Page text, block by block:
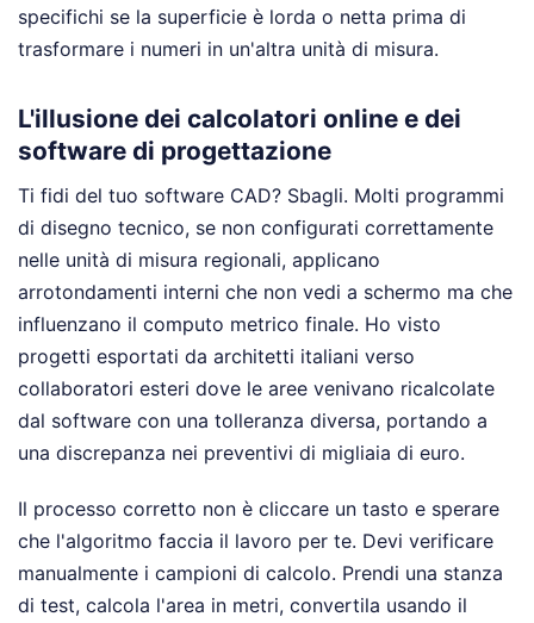
specifichi se la superficie è lorda o netta prima di
trasformare i numeri in un'altra unità di misura.
L'illusione dei calcolatori online e dei
software di progettazione
Ti fidi del tuo software CAD? Sbagli. Molti programmi
di disegno tecnico, se non configurati correttamente
nelle unità di misura regionali, applicano
arrotondamenti interni che non vedi a schermo ma che
influenzano il computo metrico finale. Ho visto
progetti esportati da architetti italiani verso
collaboratori esteri dove le aree venivano ricalcolate
dal software con una tolleranza diversa, portando a
una discrepanza nei preventivi di migliaia di euro.
Il processo corretto non è cliccare un tasto e sperare
che l'algoritmo faccia il lavoro per te. Devi verificare
manualmente i campioni di calcolo. Prendi una stanza
di test, calcola l'area in metri, convertila usando il